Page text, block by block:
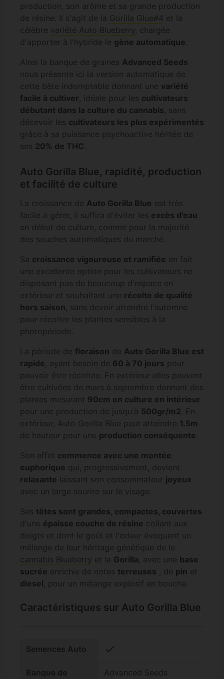
production, son arôme et sa grande production
de résine. Il s'agit de la Gorilla Glue#4 et la
célèbre variété Auto Blueberry, chargée
d'apporter à l'hybride le gène automatique.
Ainsi la banque de graines Advanced Seeds
nous présente ici la version automatique de
cette bête indomptable donnant une variété
facile à cultiver, idéale pour les cultivateurs
débutant dans la culture du cannabis, sans
décevoir les cultivateurs les plus expérimentés
grâce à sa puissance psychoactive héritée de
ses 20% de THC.
Auto Gorilla Blue, rapidité, production
et facilité de culture
La croissance de Auto Gorilla Blue est très
facile à gérer, il suffira d'éviter les excès d'eau
en début de culture, comme pour la majorité
des souches automatiques du marché.
Sa croissance vigoureuse et ramifiée en fait
une excellente option pour les cultivateurs ne
disposant pas de beaucoup d'espace en
extérieur et souhaitant une récolte de qualité
hors saison, sans devoir attendre l'automne
pour récolter les plantes sensibles à la
photopériode.
La période de floraison de Auto Gorilla Blue est
rapide, ayant besoin de 60 à 70 jours pour
pouvoir être récoltée. En extérieur elles peuvent
être cultivées de mars à septembre donnant des
plantes mesurant 90cm en culture en intérieur
pour une production de jusqu'à 500gr/m2. En
extérieur, Auto Gorilla Blue peut atteindre 1.5m
de hauteur pour une production conséquente.
Son effet commence avec une montée
euphorique qui, progressivement, devient
relaxante laissant son consommateur joyeux
avec un large sourire sur le visage.
Ses têtes sont grandes, compactes, couvertes
d'une épaisse couche de résine collant aux
doigts et dont le goût et l'odeur évoquent un
mélange de leur héritage génétique de le
cannabis Blueberry et la Gorilla, avec une base
sucrée enrichie de notes terreuses , de pin et
diesel, pour un mélange explosif en bouche.
Caractéristiques sur Auto Gorilla Blue
Semences Auto check
Banque de
Advanced Seeds